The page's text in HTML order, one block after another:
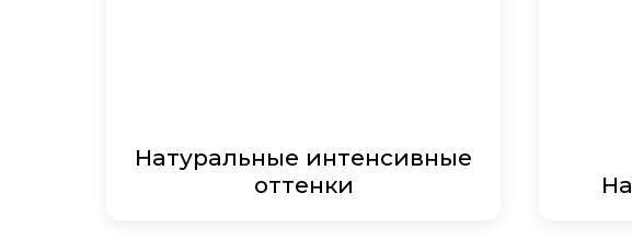
Натуральные интенсивные
оттенки